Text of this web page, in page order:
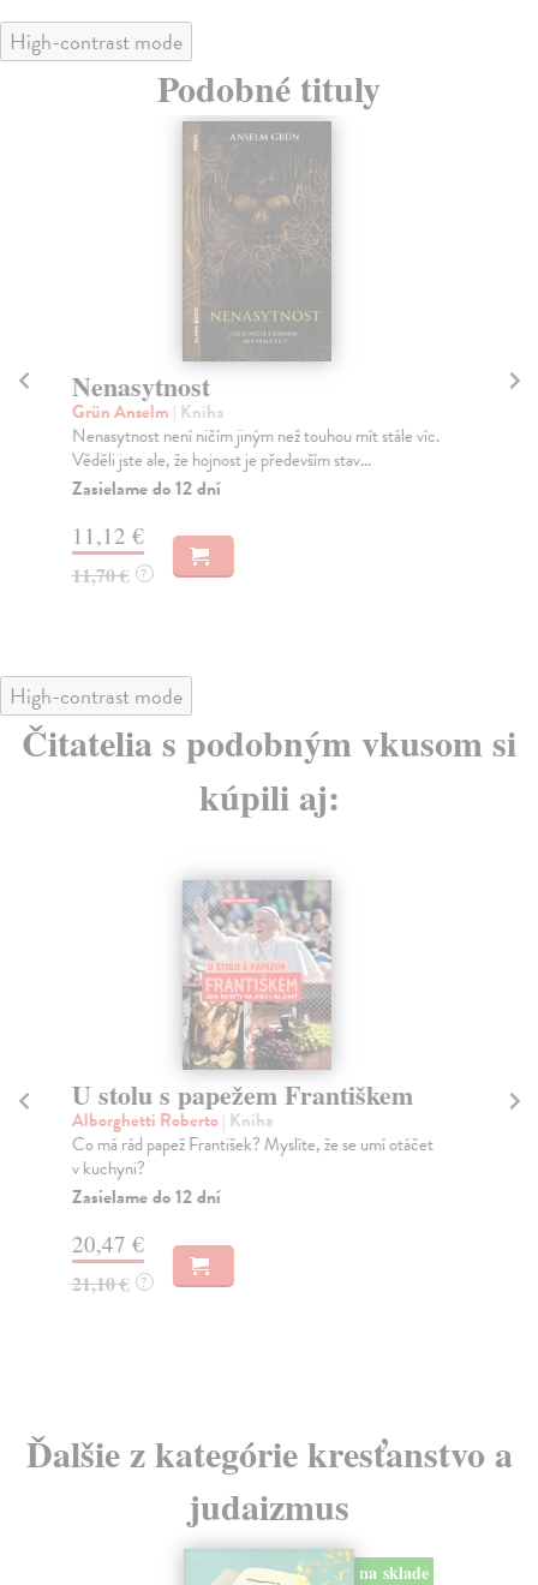
High-contrast mode
Podobné tituly
Nenasytnost
Grün Anselm | Kniha
Nenasytnost není ničím jiným než touhou mít stále víc.
Věděli jste ale, že hojnost je především stav...
Zasielame do 12 dní
11,12 €
11,70 € ?
High-contrast mode
Čitatelia s podobným vkusom si
kúpili aj:
U stolu s papežem Františkem
Alborghetti Roberto| Kniha
Co má rád papež František? Myslíte, že se umí otáčet
v kuchyni?
Zasielame do 12 dní
20,47 €
21,10 € ?
Ďalšie z kategórie kresťanstvo a
judaizmus
na sklade